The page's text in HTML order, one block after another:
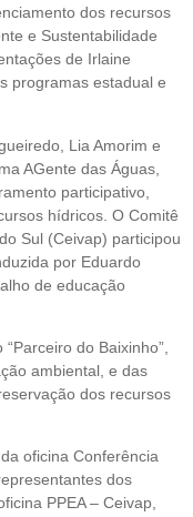
dos recursos
e Sustentabilidade
de Irlaine
programas estadual e
Lia Amorim e
AGente das Águas,
participativo,
hídricos. O Comitê
Sul (Ceivap) participou
por Eduardo
de educação
do Baixinho”,
ambiental, e das
dos recursos
oficina Conferência
dos
PPEA – Ceivap,